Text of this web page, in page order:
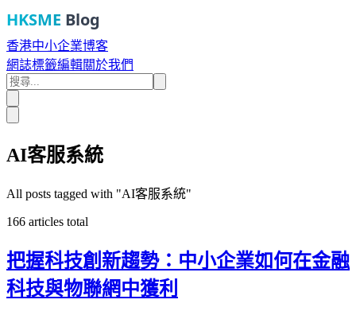
HKSME Blog
香港中小企業博客
網誌標籤編輯關於我們
AI客服系統
All posts tagged with "AI客服系統"
166 articles total
把握科技創新趨勢：中小企業如何在金融
科技與物聯網中獲利